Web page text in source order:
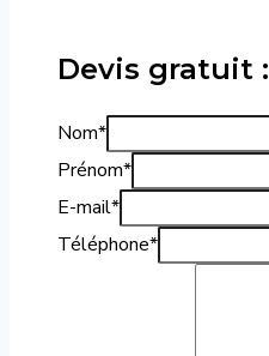
Devis gratuit :
Nom*
Prénom*
E-mail*
Téléphone*